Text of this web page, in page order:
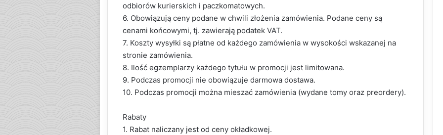
odbiorów kurierskich i paczkomatowych.
6. Obowiązują ceny podane w chwili złożenia zamówienia. Podane ceny są
cenami końcowymi, tj. zawierają podatek VAT.
7. Koszty wysyłki są płatne od każdego zamówienia w wysokości wskazanej na
stronie zamówienia.
8. Ilość egzemplarzy każdego tytułu w promocji jest limitowana.
9. Podczas promocji nie obowiązuje darmowa dostawa.
10. Podczas promocji można mieszać zamówienia (wydane tomy oraz preordery).
Rabaty
1. Rabat naliczany jest od ceny okładkowej.